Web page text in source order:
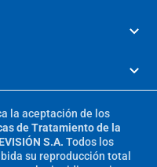
la aceptación de los
de Tratamiento de la
S.A. Todos los
su reproducción total